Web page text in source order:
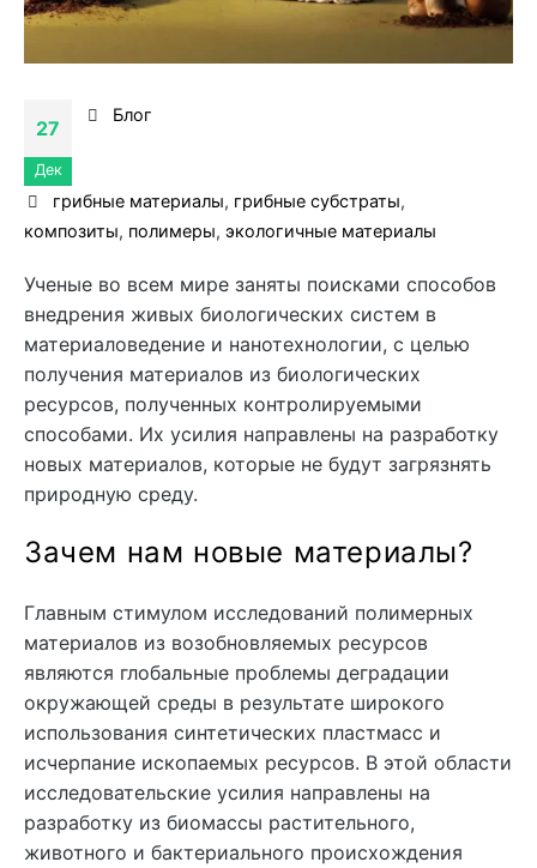
27
Дек
Блог
грибные материалы, грибные субстраты,
композиты, полимеры, экологичные материалы
Ученые во всем мире заняты поисками способов
внедрения живых биологических систем в
материаловедение и нанотехнологии, с целью
получения материалов из биологических
ресурсов, полученных контролируемыми
способами. Их усилия направлены на разработку
новых материалов, которые не будут загрязнять
природную среду.
Зачем нам новые материалы?
Главным стимулом исследований полимерных
материалов из возобновляемых ресурсов
являются глобальные проблемы деградации
окружающей среды в результате широкого
использования синтетических пластмасс и
исчерпание ископаемых ресурсов. В этой области
исследовательские усилия направлены на
разработку из биомассы растительного,
животного и бактериального происхождения